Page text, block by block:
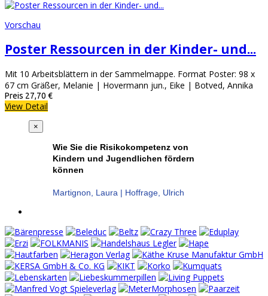
Vorschau
Poster Ressourcen in der Kinder- und...
Mit 10 Arbeitsblättern in der Sammelmappe. Format Poster: 98 x
67 cm Gräßer, Melanie | Hovermann jun., Eike | Botved, Annika
Preis 27,70 €
View Detail
×
Wie Sie die Risikokompetenz von
Kindern und Jugendlichen fördern
können
Martignon, Laura | Hoffrage, Ulrich